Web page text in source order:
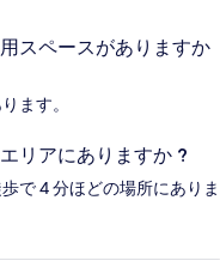
スペースがありますか
ます。
リアにありますか ?
で 4 分ほどの場所にありま